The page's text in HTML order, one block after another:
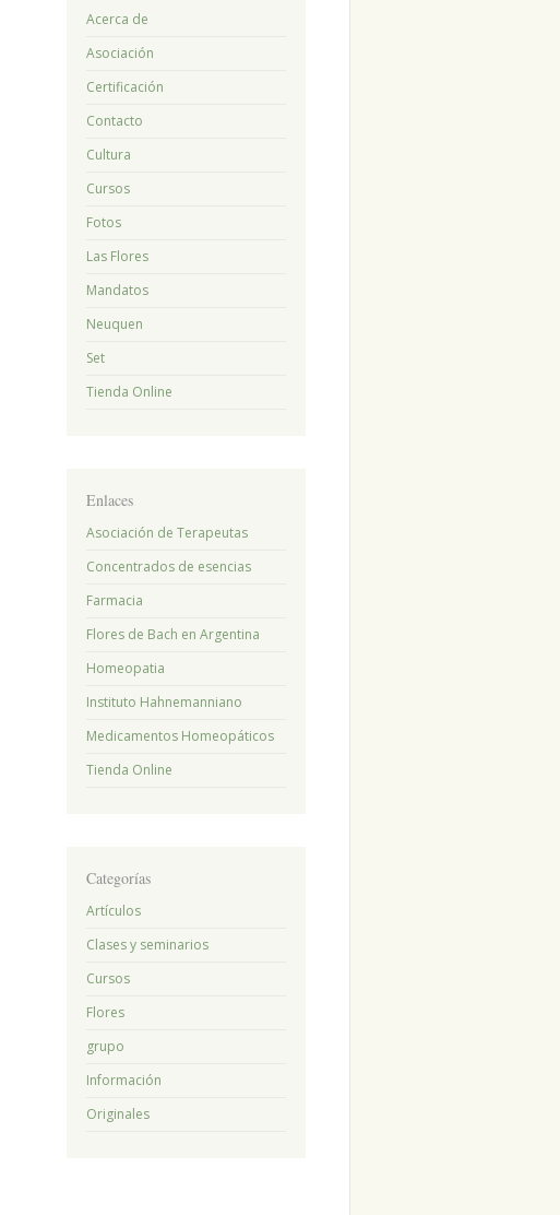
Acerca de
Asociación
Certificación
Contacto
Cultura
Cursos
Fotos
Las Flores
Mandatos
Neuquen
Set
Tienda Online
Enlaces
Asociación de Terapeutas
Concentrados de esencias
Farmacia
Flores de Bach en Argentina
Homeopatia
Instituto Hahnemanniano
Medicamentos Homeopáticos
Tienda Online
Categorías
Artículos
Clases y seminarios
Cursos
Flores
grupo
Información
Originales